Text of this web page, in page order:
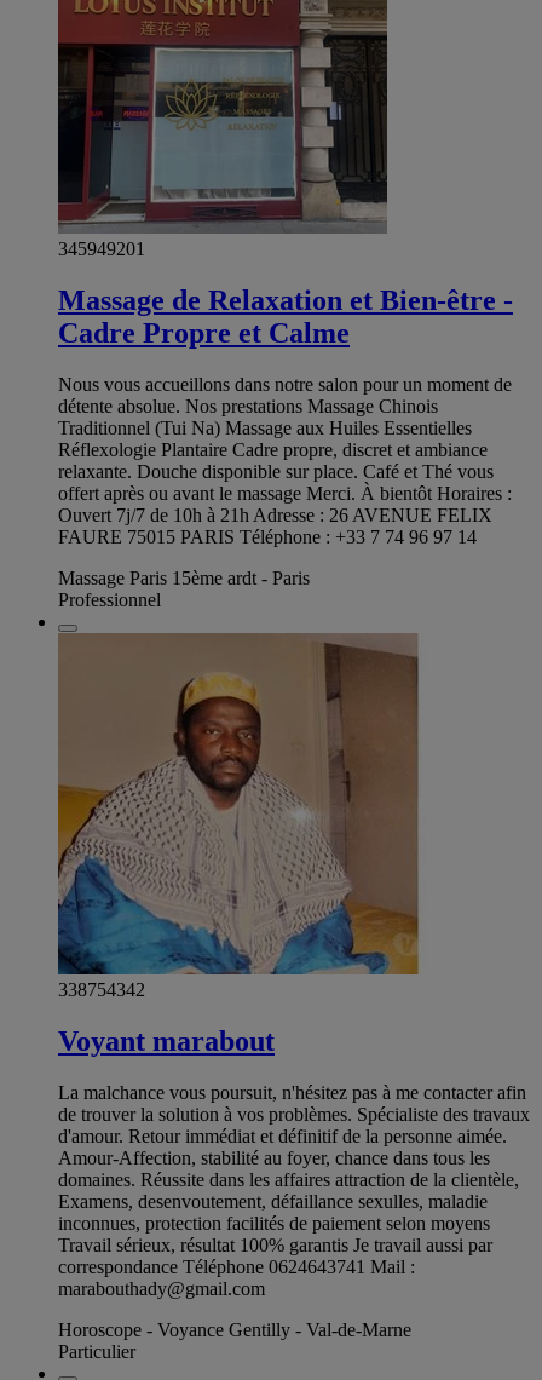
345949201
Massage de Relaxation et Bien-être -
Cadre Propre et Calme
Nous vous accueillons dans notre salon pour un moment de
détente absolue. Nos prestations Massage Chinois
Traditionnel (Tui Na) Massage aux Huiles Essentielles
Réflexologie Plantaire Cadre propre, discret et ambiance
relaxante. Douche disponible sur place. Café et Thé vous
offert après ou avant le massage Merci. À bientôt Horaires :
Ouvert 7j/7 de 10h à 21h Adresse : 26 AVENUE FELIX
FAURE 75015 PARIS Téléphone : +33 7 74 96 97 14
Massage Paris 15ème ardt - Paris
Professionnel
338754342
Voyant marabout
La malchance vous poursuit, n'hésitez pas à me contacter afin
de trouver la solution à vos problèmes. Spécialiste des travaux
d'amour. Retour immédiat et définitif de la personne aimée.
Amour-Affection, stabilité au foyer, chance dans tous les
domaines. Réussite dans les affaires attraction de la clientèle,
Examens, desenvoutement, défaillance sexulles, maladie
inconnues, protection facilités de paiement selon moyens
Travail sérieux, résultat 100% garantis Je travail aussi par
correspondance Téléphone 0624643741 Mail :
marabouthady@gmail.com
Horoscope - Voyance Gentilly - Val-de-Marne
Particulier